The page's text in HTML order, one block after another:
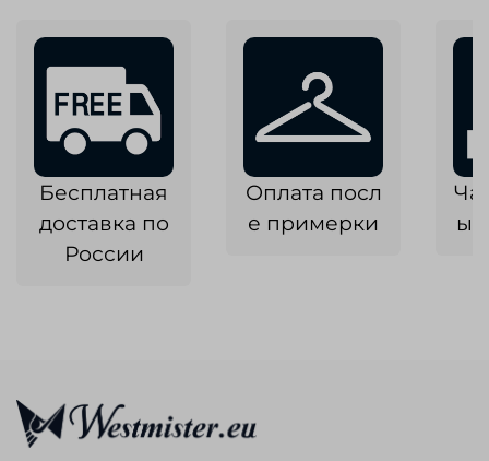
Бесплатная
доставка по
России
Оплата посл
е примерки